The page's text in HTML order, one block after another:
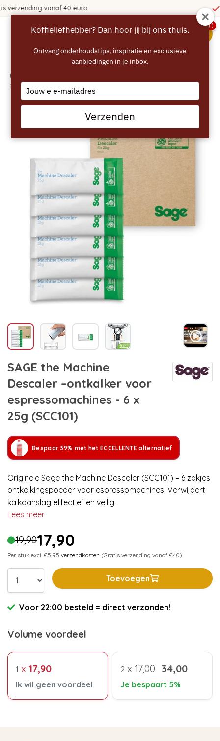
0
Home
25g (SCC101)
SAGE the Machine
Descaler –ontkalker voor
espressomachines - 6 x
25g (SCC101)
Bespaar 39% met het ECCELLENTE alternatief
Originele Sage the Machine Descaler (SCC101) – 6 zakjes
ontkalkingspoeder voor espressomachines. Verwijdert
kalkaanslag effectief en veilig.
Lees meer
19,9017,90
Per stuk excl. €5,95 verzendkosten (Gratis verzending vanaf €40)
Toevoegen
Voor 22:00 besteld = direct verzonden!
Volume voordeel
1 x 17,90
Ik wil geen voordeel
2 x 17,00 34,00
Je bespaart 5%
Koffieliefhebber? Dan hoor jij bij ons thuis.
Ontvang onderhoudstips, inspiratie en exclusieve
aanbiedingen in je inbox.
Type
your
email
Verzenden